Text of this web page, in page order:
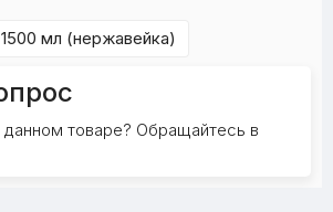
мл (нержавейка)
товаре? Обращайтесь в